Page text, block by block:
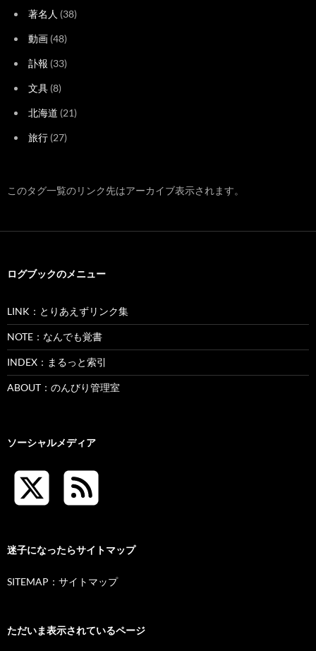
著名人 (38)
動画 (48)
訃報 (33)
文具 (8)
北海道 (21)
旅行 (27)
このタグ一覧のリンク先はアーカイブ表示されます。
ログブックのメニュー
LINK：とりあえずリンク集
NOTE：なんでも覚書
INDEX：まるっと索引
ABOUT：のんびり管理室
ソーシャルメディア
迷子になったらサイトマップ
SITEMAP：サイトマップ
ただいま表示されているページ